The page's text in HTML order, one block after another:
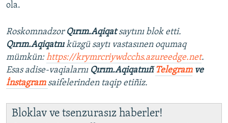
ola.
Roskomnadzor Qırım.Aqiqatsaytını blok etti.
Qırım.Aqiqatnıküzgü saytı vastasınen oqumaq
mümkün:https://krymrcriywdcchs.azureedge.net.
Esas adise-vaqialarnı Qırım.Aqiqatnıñ Telegramve
İnstagram saifelerinden taqip etiñiz.
Bloklav ve tsenzurasız haberler!